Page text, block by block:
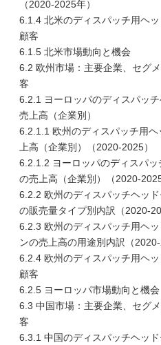
（2020-2025年）
6.1.4 北米のディスパッチ用ヘ
顧客
6.1.5 北米市場動向と機会
6.2 欧州市場：主要企業、セグ
客
6.2.1 ヨーロッパのディスパッ
売上高（企業別）
6.2.1.1 欧州のディスパッチ用
上高（企業別）（2020-2025）
6.2.1.2 ヨーロッパのディスパ
の売上高（企業別）（2020-2025
6.2.2 欧州のディスパッチヘッ
の販売量タイプ別内訳（2020-
6.2.3 欧州のディスパッチ用ヘ
ンの売上高の用途別内訳（2020-
6.2.4 欧州のディスパッチ用ヘ
顧客
6.2.5 ヨーロッパ市場動向と機会
6.3 中国市場：主要企業、セグ
客
6.3.1 中国のディスパッチヘッ